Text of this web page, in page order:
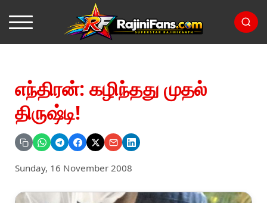
எந்திரன்: கழிந்தது முதல்
திருஷ்டி!
Sunday, 16 November 2008